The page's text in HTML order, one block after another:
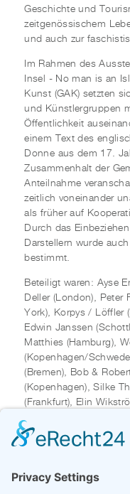
Geschichte und
zeitgenössischem
und auch zur
Im Rahmen des
Insel - No man is an
Kunst (GAK) setzten
und Künstlergruppen
Öffentlichkeit
einem Text des
Donne aus dem 17.
Zusammenhalt der
Anteilnahme
zeitlich voneinander
als früher auf
Durch das
Darstellern wurde
bestimmt.
Beteiligt waren: Ayse
Deller (London), Peter
York), Korpys / Löffler
Edwin Janssen
Matthies (Hamburg),
(Kopenhagen/
(Bremen), Bob &
(Kopenhagen), Silke
(Frankfurt), Elin
Kuratoren des